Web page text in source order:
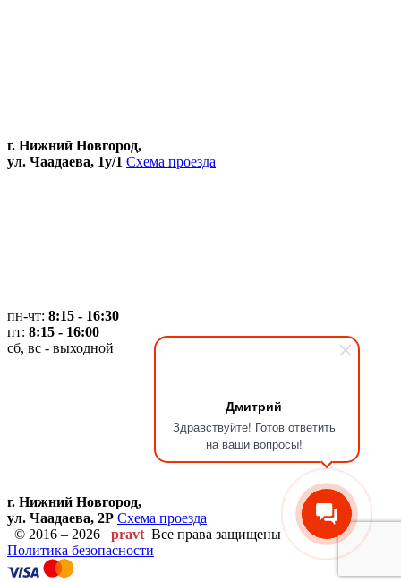
Дмитрий
Здравствуйте! Готов ответить
на ваши вопросы!
г. Нижний Новгород,
ул. Чаадаева, 1у/1 Схема проезда
пн-чт: 8:15 - 16:30
пт: 8:15 - 16:00
сб, вс - выходной
г. Нижний Новгород,
ул. Чаадаева, 2Р Схема проезда
© 2016 – 2026 pravt Все права защищены
Политика безопасности